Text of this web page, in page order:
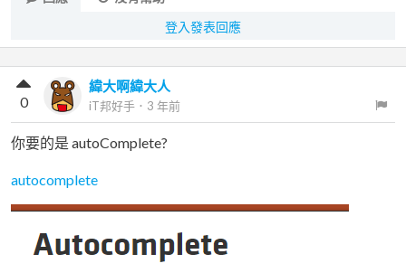
登入發表回應
緯大啊緯大人
iT邦好手 ． 3 年前
0
你要的是 autoComplete?
autocomplete